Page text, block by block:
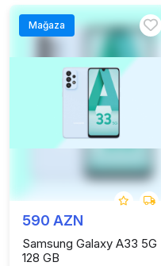
Mağaza
590 AZN
Samsung Galaxy A33 5G
128 GB